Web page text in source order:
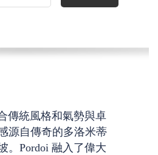
傳統風格和氣勢與卓
源自傳奇的多洛米蒂
。Pordoi 融入了偉大